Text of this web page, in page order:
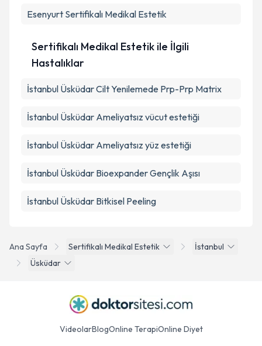
Ana Sayfa Sertifikalı Medikal Estetik
İstanbul
Üsküdar
Esenyurt Sertifikalı Medikal Estetik
Sertifikalı Medikal Estetik ile İlgili
Hastalıklar
İstanbul Üsküdar Cilt Yenilemede Prp-Prp Matrix
İstanbul Üsküdar Ameliyatsız vücut estetiği
İstanbul Üsküdar Ameliyatsız yüz estetiği
İstanbul Üsküdar Bioexpander Gençlik Aşısı
İstanbul Üsküdar Bitkisel Peeling
VideolarBlogOnline TerapiOnline Diyet